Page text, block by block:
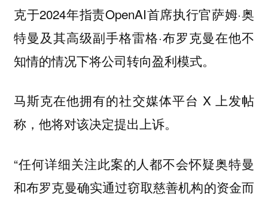
克于2024年指责OpenAI首席执行官萨姆·奥
特曼及其高级副手格雷格·布罗克曼在他不
知情的情况下将公司转向盈利模式。
马斯克在他拥有的社交媒体平台 X 上发帖
称，他将对该决定提出上诉。
“任何详细关注此案的人都不会怀疑奥特曼
和布罗克曼确实通过窃取慈善机构的资金而